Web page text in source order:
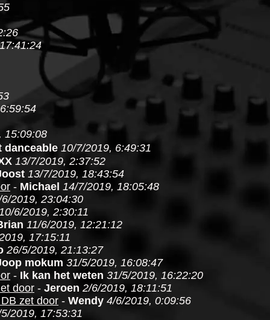
15:09:08
danceable 10/7/2019, 6:49:31
13/7/2019, 2:37:52
13/7/2019, 18:43:54
- Michael 14/7/2019, 18:05:48
2019, 23:04:30
6/2019, 2:30:11
11/6/2019, 12:21:12
17:15:11
26/5/2019, 21:13:27
mokum 31/5/2019, 16:08:47
- Ik kan het weten 31/5/2019, 16:22:20
door - Jeroen 2/6/2019, 18:11:51
zet door - Wendy 4/6/2019, 0:09:56
2019, 17:53:31